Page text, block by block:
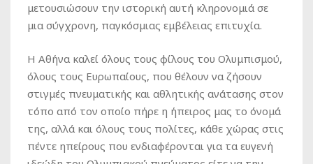
μετουσιώσουν την ιστορική αυτή κληρονομιά σε
μια σύγχρονη, παγκόσμιας εμβέλειας επιτυχία.
Η Αθήνα καλεί όλους τους φίλους του Ολυμπισμού,
όλους τους Ευρωπαίους, που θέλουν να ζήσουν
στιγμές πνευματικής και αθλητικής ανάτασης στον
τόπο από τον οποίο πήρε η ήπειρος μας το όνομά
της, αλλά και όλους τους πολίτες, κάθε χώρας στις
πέντε ηπείρους που ενδιαφέρονται για τα ευγενή